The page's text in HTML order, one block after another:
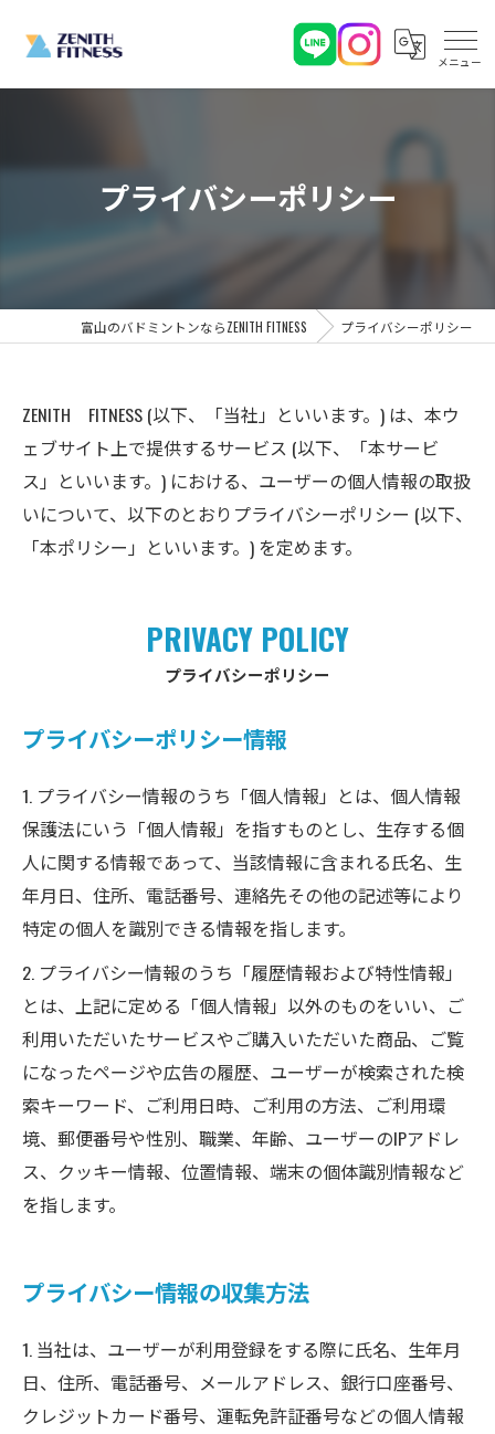
プライバシーポリシー
富山のバドミントンならZENITH FITNESS プライバシーポリシー
ZENITH FITNESS (以下、「当社」といいます。) は、本ウ
ェブサイト上で提供するサービス (以下、「本サービ
ス」といいます。) における、ユーザーの個人情報の取扱
いについて、以下のとおりプライバシーポリシー (以下、
「本ポリシー」といいます。) を定めます。
プライバシーポリシー
PRIVACY POLICY
プライバシーポリシー情報
1. プライバシー情報のうち「個人情報」とは、個人情報
保護法にいう「個人情報」を指すものとし、生存する個
人に関する情報であって、当該情報に含まれる氏名、生
年月日、住所、電話番号、連絡先その他の記述等により
特定の個人を識別できる情報を指します。
2. プライバシー情報のうち「履歴情報および特性情報」
とは、上記に定める「個人情報」以外のものをいい、ご
利用いただいたサービスやご購入いただいた商品、ご覧
になったページや広告の履歴、ユーザーが検索された検
索キーワード、ご利用日時、ご利用の方法、ご利用環
境、郵便番号や性別、職業、年齢、ユーザーのIPアドレ
ス、クッキー情報、位置情報、端末の個体識別情報など
を指します。
プライバシー情報の収集方法
1. 当社は、ユーザーが利用登録をする際に氏名、生年月
日、住所、電話番号、メールアドレス、銀行口座番号、
クレジットカード番号、運転免許証番号などの個人情報